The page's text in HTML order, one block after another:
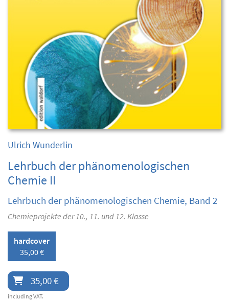
Ulrich Wunderlin
Lehrbuch der phänomenologischen
Chemie II
Lehrbuch der phänomenologischen Chemie, Band 2
Chemieprojekte der 10., 11. und 12. Klasse
hardcover
35,00 €
35,00 €
including VAT.